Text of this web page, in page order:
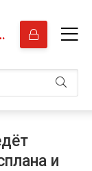
КПРФ
и